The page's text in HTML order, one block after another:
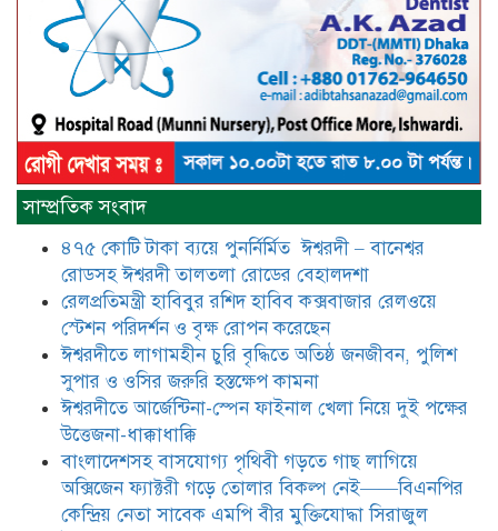
আটঘরিয়ায় বিএনপি নেতার ভাতিজাকে ছাত্রলীগের সাধারণ
​​অবৈধ অর্থ বা পেশীশক্তি না থাকলে
রাজনীতিতে টিকে থাকার একমাত্র উপায়
বিএনপির কেন্দ্রিয় নেতা সিরাজুল ইসলাম
সরদার
মধুমতি এক্সপ্রেস ট্রেনে রেলওয়ে জেলা
ডিবি টিমের বিশেষ অভিযানে রতন লাল
বিশ্বাসকে ৫০ বোতল কোডিন যুক্ত
সিরাপসহ গ্রেফতার
ঈশ্বরদীতে বিএনপি নেত্রীর বিরুদ্ধে জমি ও
দোকান দখলের চেষ্টার অভিযোগে সংবাদ
সম্মেলন
যে ঐক্যের মাধ্যমে ১৯৯১ সালে
সাম্প্রতিক সংবাদ
৪৭৫ কোটি টাকা ব্যয়ে পুনর্নির্মিত ঈশ্বরদী – বানেশ্বর
রোডসহ ঈশ্বরদী তালতলা রোডের বেহালদশা
রেলপ্রতিমন্ত্রী হাবিবুর রশিদ হাবিব কক্সবাজার রেলওয়ে
স্টেশন পরিদর্শন ও বৃক্ষ রোপন করেছেন
ঈশ্বরদীতে লাগামহীন চুরি বৃদ্ধিতে অতিষ্ঠ জনজীবন, পুলিশ
সুপার ও ওসির জরুরি হস্তক্ষেপ কামনা ​
ঈশ্বরদীতে আর্জেন্টিনা-স্পেন ফাইনাল খেলা নিয়ে দুই পক্ষের
উত্তেজনা-ধাক্কাধাক্কি
বাংলাদেশসহ বাসযোগ্য পৃথিবী গড়তে গাছ লাগিয়ে
অক্সিজেন ফ্যাক্টরী গড়ে তোলার বিকল্প নেই——বিএনপির
কেন্দ্রিয় নেতা সাবেক এমপি বীর মুক্তিযোদ্ধা সিরাজুল